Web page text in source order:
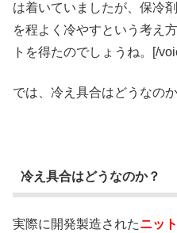
は着いていましたが、保冷
を程よく冷やすという考え
トを得たのでしょうね。[/
では、冷え具合はどうなの
冷え具合はどうなのか？
実際に開発製造されたニッ